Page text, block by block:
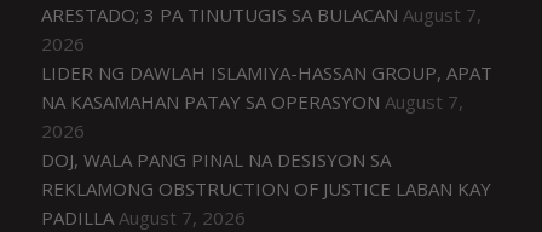
ARESTADO; 3 PA TINUTUGIS SA BULACAN August 7,
2026
LIDER NG DAWLAH ISLAMIYA-HASSAN GROUP, APAT
NA KASAMAHAN PATAY SA OPERASYON August 7,
2026
DOJ, WALA PANG PINAL NA DESISYON SA
REKLAMONG OBSTRUCTION OF JUSTICE LABAN KAY
PADILLA August 7, 2026